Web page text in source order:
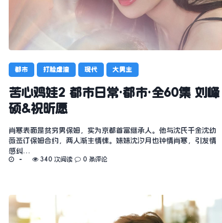
都市 打脸虐渣 现代 大男主
苦心鸡娃2 都市日常·都市·全60集 刘峰
硕&祝昕愿
肖寒表面是贫穷男保姆，实为京都首富继承人。他与沈氏千金沈幼
薇签订保姆合约，两人渐生情愫。妹妹沈汐月也钟情肖寒，引发情
感纠…
340 次阅读 0 条评论